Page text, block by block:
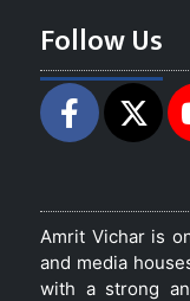
Follow Us
Amrit Vichar is
and media
with a strong